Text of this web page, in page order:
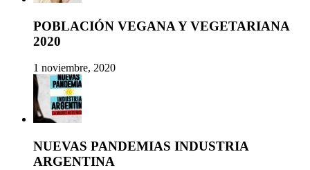
POBLACIÓN VEGANA Y VEGETARIANA
2020
1 noviembre, 2020
NUEVAS PANDEMIAS INDUSTRIA
ARGENTINA